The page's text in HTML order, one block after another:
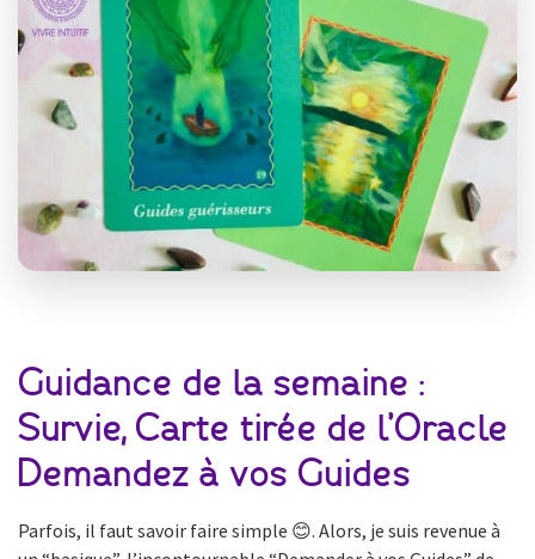
Guidance de la semaine :
Survie, Carte tirée de l’Oracle
Demandez à vos Guides
Parfois, il faut savoir faire simple 😊. Alors, je suis revenue à